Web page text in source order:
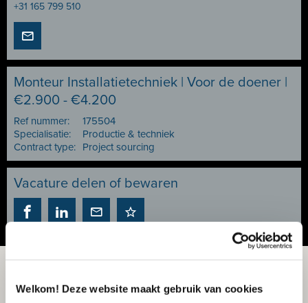
Welkom! Deze website maakt gebruik van cookies
+31 165 799 510
Monteur Installatietechniek | Voor de doener |
€2.900 - €4.200
Ref nummer:
175504
Specialisatie:
Productie & techniek
Contract type:
Project sourcing
Vacature delen of bewaren